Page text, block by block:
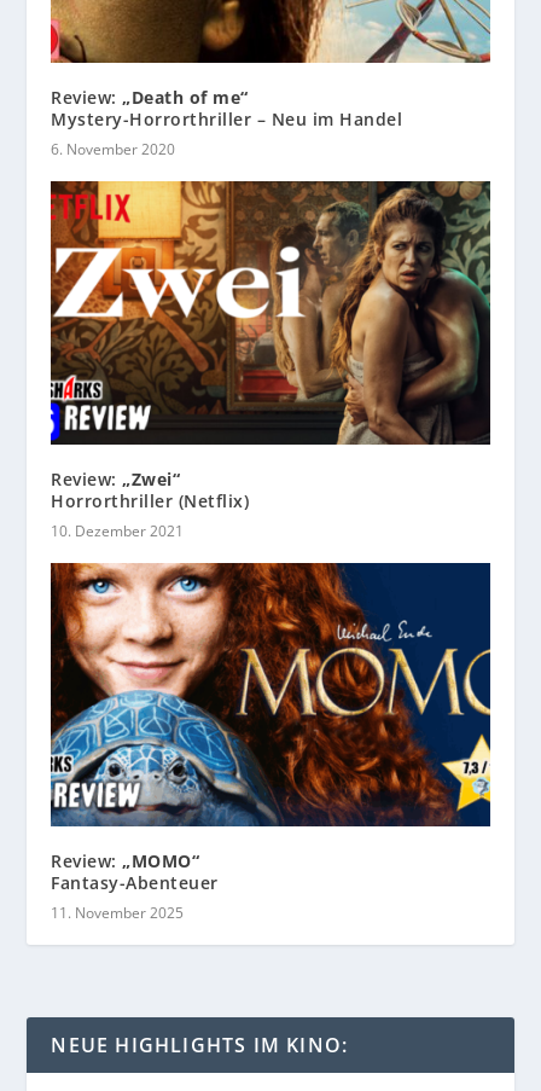
Review:„Death of me“
Mystery-Horrorthriller – Neu im Handel
6. November 2020
Review:„Zwei“
Horrorthriller (Netflix)
10. Dezember 2021
Review:„MOMO“
Fantasy-Abenteuer
11. November 2025
NEUE HIGHLIGHTS IM KINO: